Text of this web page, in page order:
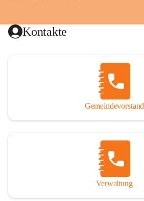
Kontakte
Gemeindevorstand
Verwaltung